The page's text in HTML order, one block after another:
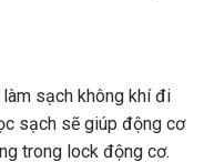
sạch không khí đi
sạch sẽ giúp động cơ
trong lock động cơ.